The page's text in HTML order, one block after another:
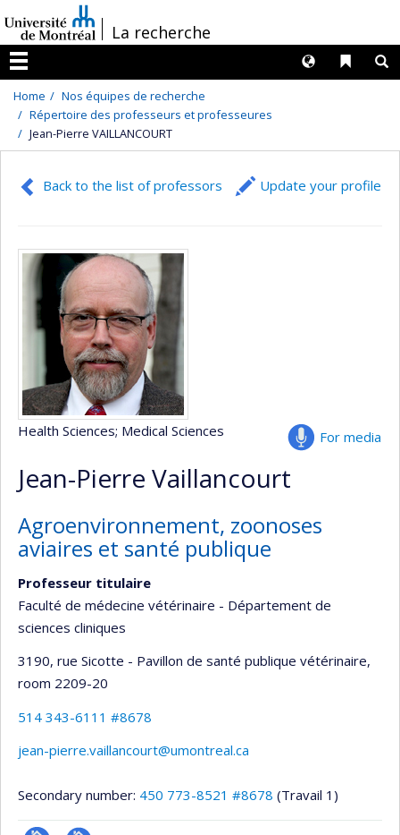
au
contenu
/La recherche
Menu
Liens
Langues
Home
Nos équipes de recherche
Répertoire des professeurs et professeures
Jean-Pierre VAILLANCOURT
Back to the list of professors Update your profile
For media
Health Sciences; Medical Sciences
Jean-Pierre Vaillancourt
Agroenvironnement, zoonoses
aviaires et santé publique
Professeur titulaire
Faculté de médecine vétérinaire - Département de
sciences cliniques
3190, rue Sicotte - Pavillon de santé publique vétérinaire,
room 2209-20
514 343-6111 #8678
jean-pierre.vaillancourt@umontreal.ca
Secondary number: 450 773-8521 #8678 (Travail 1)